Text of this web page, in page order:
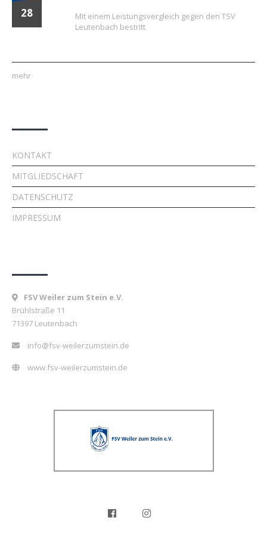
28
Mit einem Leistungsvergleich gegen den TSV
Leutenbach bestritt
mehr
KONTAKT
MITGLIEDSCHAFT
DATENSCHUTZ
IMPRESSUM
FSV Weiler zum Stein e.V.
Brühlstraße 11
71397 Leutenbach
info@fsv-weilerzumstein.de
www.fsv-weilerzumstein.de